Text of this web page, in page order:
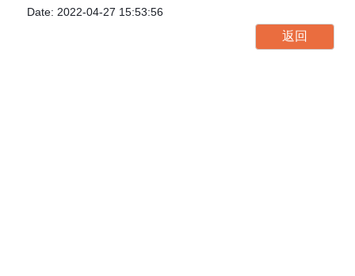
Date: 2022-04-27 15:53:56